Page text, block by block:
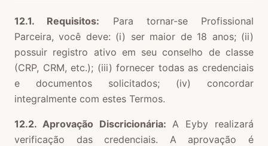
12.1. Requisitos: Para tornar-se Profissional
Parceira, você deve: (i) ser maior de 18 anos; (ii)
possuir registro ativo em seu conselho de classe
(CRP, CRM, etc.); (iii) fornecer todas as credenciais
e documentos solicitados; (iv) concordar
integralmente com estes Termos.
12.2. Aprovação Discricionária: A Eyby realizará
verificação das credenciais. A aprovação é